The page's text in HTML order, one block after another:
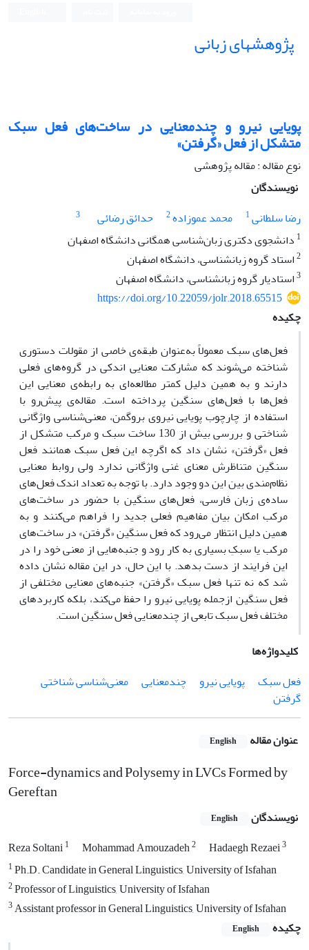
پژوهشهای زبانی
پویایی نیرو و چندمعنایی در ساخت‌های فعل سبک
متشکل از فعل «گرفتن»
نوع مقاله : مقاله پژوهشی
نویسندگان
رضا سلطانی1 محمد عموزاده2 حدائق رضائی
3
1 دانشجوی دکتری زبان‌شناسی همگانی دانشگاه اصفهان
2استاد گروه زبانشناسی، دانشگاه اصفهان
3استادیار گروه زبانشناسی، دانشگاه اصفهان
https://doi.org/10.22059/jolr.2018.65515
چکیده
فعل‌های سبک معمولاً به‌عنوان طبقه‌ی خاصی از مقولات دستوری
شناخته می‌شوند که مشارکت معنایی اندکی در گروه‌های فعلی
دارند و به همین دلیل کمتر مطالعه‌ای به رابطه‌ی معنایی این
فعل‌ها با فعل‌های سنگین پرداخته است. مقاله‌ی پیش‌رو با
استفاده از چارچوب پویایی نیروی بروگمن، معنی‌شناسی واژگانی
شناختی و بررسی بیش از 130 ساخت سبک و مرکب متشکل از
فعل «گرفتن» نشان داد که اگرچه این فعل سبک همانند فعل
سنگین متناظرش معنای غنی واژگانی ندارد ولی روابط معنایی
نظام‌مندی بین این دو وجود دارد. با توجه به تعداد اندک فعل‌های
ساده‌ی زبان فارسی، فعل‌های سنگین با حضور در ساخت‌های
مرکب امکان بیان مفاهیم فعلی جدید را فراهم می‌کنند و به
همین دلیل انتظار می‌رود که فعل سنگین «گرفتن» در ساخت‌های
مرکب یا سبکِ بسیاری به کار رود و جنبه‌هایی از معنی خود را در
این فرایند از دست بدهد. با این حال، در این مقاله نشان داده
شد که نه تنها فعل سبک «گرفتن» جنبه‌های معنایی مختلفی از
فعل سنگین ازجمله پویایی نیرو را حفظ می‌کند، بلکه کاربردهای
مختلف فعل سبک تابعی از چندمعنایی فعل سنگین است.
کلیدواژه‌ها
فعل سبک
پویایی نیرو چندمعنایی
معنی‌شناسی شناختی
گرفتن
عنوان مقاله English
Force-dynamics and Polysemy in LVCs Formed by
Gereftan
نویسندگان English
Reza Soltani1 Mohammad Amouzadeh2 Hadaegh Rezaei3
1Ph.D. Candidate in General Linguistics, University of Isfahan
2Professor of Linguistics, University of Isfahan
3Assistant professor in General Linguistics, University of Isfahan
چکیده
English